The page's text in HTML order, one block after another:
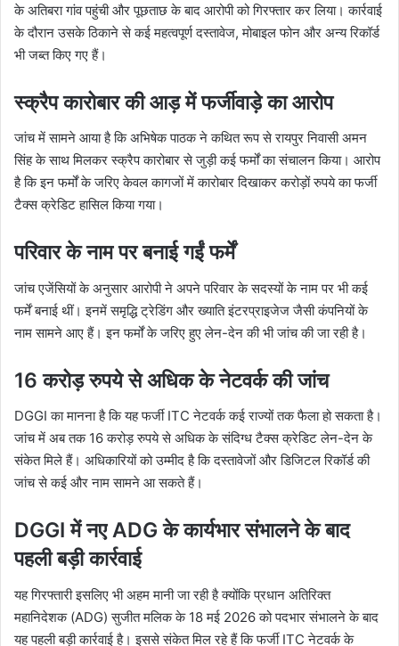
के अतिबरा गांव पहुंची और पूछताछ के बाद आरोपी को गिरफ्तार कर लिया। कार्रवाई
के दौरान उसके ठिकाने से कई महत्वपूर्ण दस्तावेज, मोबाइल फोन और अन्य रिकॉर्ड
भी जब्त किए गए हैं।
स्क्रैप कारोबार की आड़ में फर्जीवाड़े का आरोप
जांच में सामने आया है कि अभिषेक पाठक ने कथित रूप से रायपुर निवासी अमन
सिंह के साथ मिलकर स्क्रैप कारोबार से जुड़ी कई फर्मों का संचालन किया। आरोप
है कि इन फर्मों के जरिए केवल कागजों में कारोबार दिखाकर करोड़ों रुपये का फर्जी
टैक्स क्रेडिट हासिल किया गया।
परिवार के नाम पर बनाई गईं फर्में
जांच एजेंसियों के अनुसार आरोपी ने अपने परिवार के सदस्यों के नाम पर भी कई
फर्में बनाई थीं। इनमें समृद्धि ट्रेडिंग और ख्याति इंटरप्राइजेज जैसी कंपनियों के
नाम सामने आए हैं। इन फर्मों के जरिए हुए लेन-देन की भी जांच की जा रही है।
16 करोड़ रुपये से अधिक के नेटवर्क की जांच
DGGI का मानना है कि यह फर्जी ITC नेटवर्क कई राज्यों तक फैला हो सकता है।
जांच में अब तक 16 करोड़ रुपये से अधिक के संदिग्ध टैक्स क्रेडिट लेन-देन के
संकेत मिले हैं। अधिकारियों को उम्मीद है कि दस्तावेजों और डिजिटल रिकॉर्ड की
जांच से कई और नाम सामने आ सकते हैं।
DGGI में नए ADG के कार्यभार संभालने के बाद
पहली बड़ी कार्रवाई
यह गिरफ्तारी इसलिए भी अहम मानी जा रही है क्योंकि प्रधान अतिरिक्त
महानिदेशक (ADG) सुजीत मलिक के 18 मई 2026 को पदभार संभालने के बाद
यह पहली बड़ी कार्रवाई है। इससे संकेत मिल रहे हैं कि फर्जी ITC नेटवर्क के